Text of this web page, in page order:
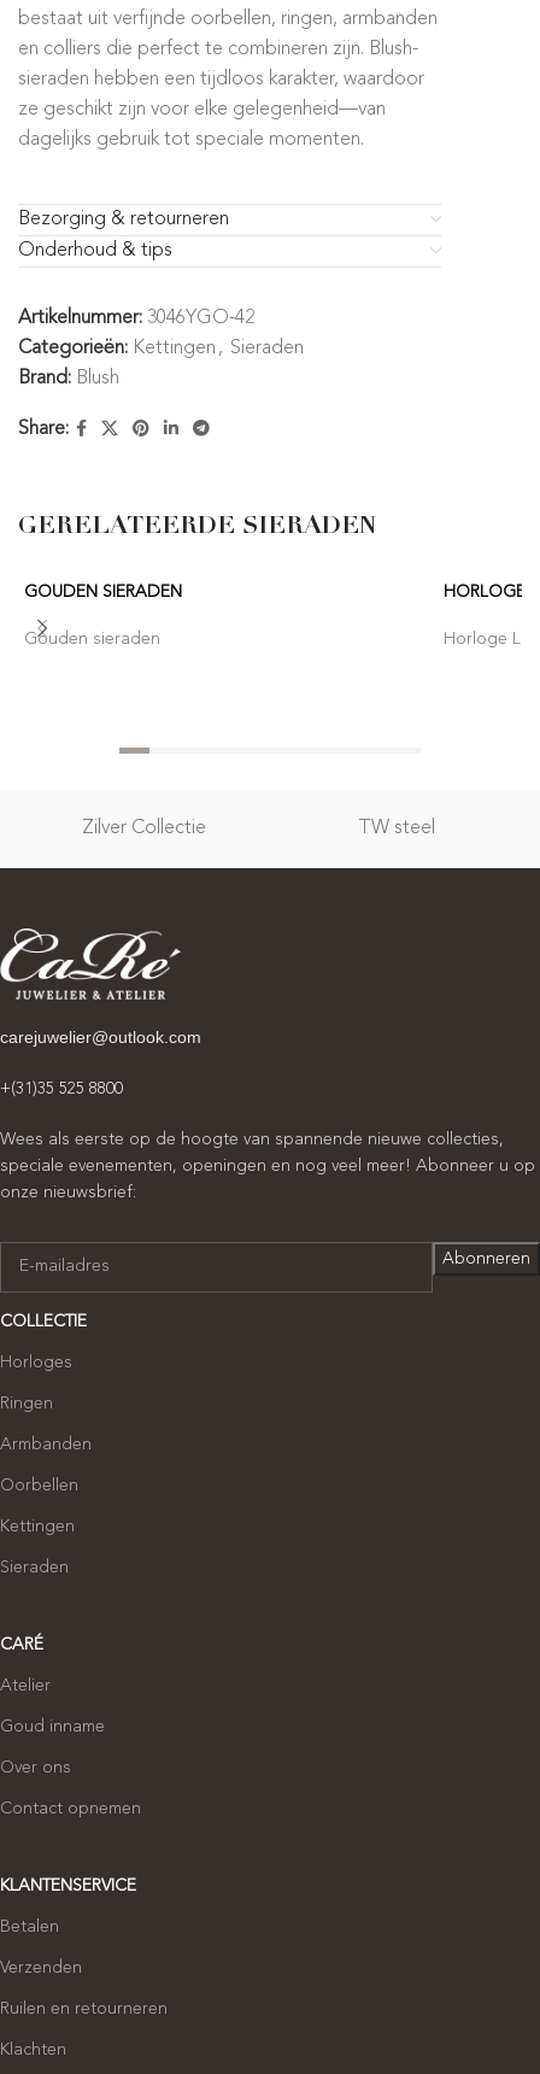
bestaat uit verfijnde oorbellen, ringen, armbanden
en colliers die perfect te combineren zijn. Blush-
sieraden hebben een tijdloos karakter, waardoor
ze geschikt zijn voor elke gelegenheid—van
dagelijks gebruik tot speciale momenten.
Bezorging & retourneren
Onderhoud & tips
Artikelnummer: 3046YGO-42
Categorieën: Kettingen , Sieraden
Brand: Blush
Share:
GERELATEERDE SIERADEN
GOUDEN SIERADEN
Gouden sieraden
HORLOGE
Horloge
Zilver Collectie TW steel
carejuwelier@outlook.com
+(31)35 525 8800
Wees als eerste op de hoogte van spannende nieuwe collecties,
speciale evenementen, openingen en nog veel meer! Abonneer u op
onze nieuwsbrief:
COLLECTIE
Horloges
Ringen
Armbanden
Oorbellen
Kettingen
Sieraden
CARÉ
Atelier
Goud inname
Over ons
Contact opnemen
KLANTENSERVICE
Betalen
Verzenden
Ruilen en retourneren
Klachten